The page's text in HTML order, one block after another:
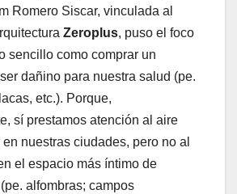
Romero Siscar, vinculada al
Zeroplus, puso el foco
sencillo como comprar un
dañino para nuestra salud (pe.
etc.). Porque,
sí prestamos atención al aire
nuestras ciudades, pero no al
el espacio más íntimo de
alfombras; campos